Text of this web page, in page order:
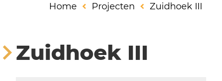
Home Projecten Zuidhoek III
Zuidhoek III